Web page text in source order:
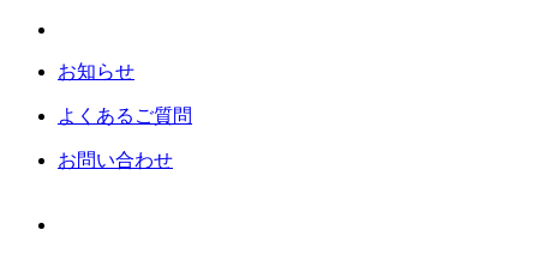
お知らせ
よくあるご質問
お問い合わせ